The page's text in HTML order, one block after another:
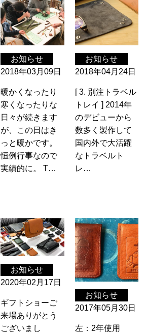
お知らせ
2018年03月09日
暖かくなったり
寒くなったりな
日々が続きます
が、この日はき
っと暖かです。
恒例行事なので
実績的に。 T…
お知らせ
2018年04月24日
[ 3. 別注トラベル
トレイ ] 2014年
のデビューから
数多く製作して
国内外で大活躍
なトラベルト
レ…
お知らせ
2020年02月17日
ギフトショーご
来場ありがとう
ございまし
お知らせ
2017年05月30日
左：2年使用